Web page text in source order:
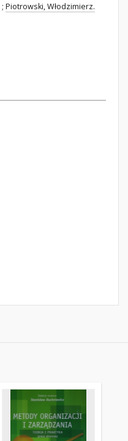
; Piotrowski, Włodzimierz.